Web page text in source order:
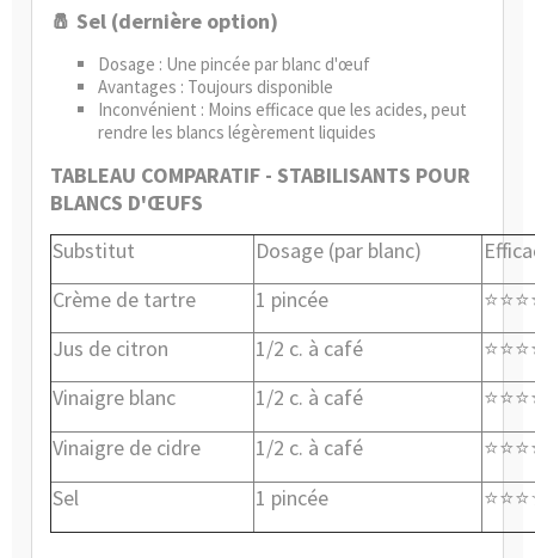
🧂 Sel (dernière option)
Dosage : Une pincée par blanc d'œuf
Avantages : Toujours disponible
Inconvénient : Moins efficace que les acides, peut
rendre les blancs légèrement liquides
TABLEAU COMPARATIF - STABILISANTS POUR
BLANCS D'ŒUFS
Substitut
Dosage (par blanc)
Crème de tartre
1 pincée
Jus de citron
1/2 c. à café
Vinaigre blanc
1/2 c. à café
Vinaigre de cidre
1/2 c. à café
Sel
1 pincée ⭐⭐⭐